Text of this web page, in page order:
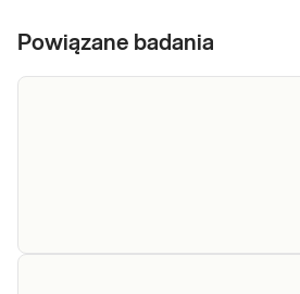
Powiązane badania